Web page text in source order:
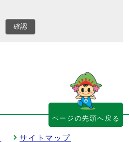
確認
サイトマップ
ページの先頭へ戻る